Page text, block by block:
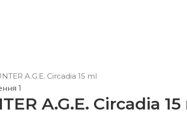
A.G.E. Circadia 15 ml
A.G.E. Circadia